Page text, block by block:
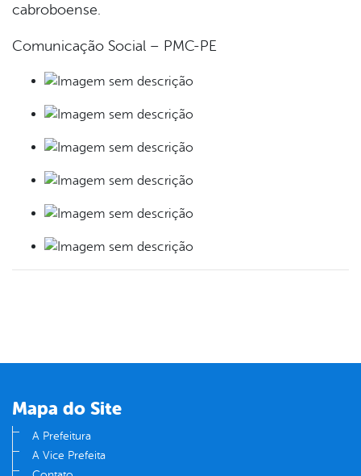
cabroboense.
Comunicação Social – PMC-PE
Mapa do Site
A Prefeitura
A Vice Prefeita